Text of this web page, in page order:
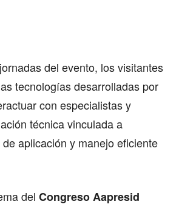
del evento, los visitantes
tecnologías desarrolladas por
con especialistas y
técnica vinculada a
aplicación y manejo eficiente
del Congreso Aapresid